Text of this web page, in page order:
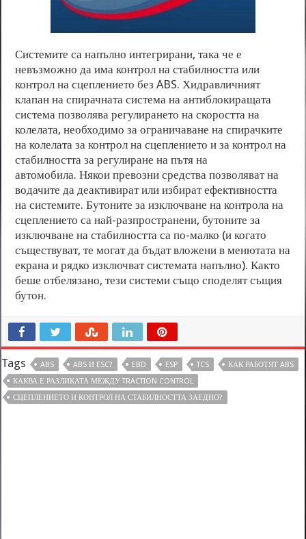
Системите са напълно интегрирани, така че е
невъзможно да има контрол на стабилността или
контрол на сцеплението без ABS. Хидравличният
клапан на спирачната система на антиблокиращата
система позволява регулирането на скоростта на
колелата, необходимо за ограничаване на спирачките
на колелата за контрол на сцеплението и за контрол на
стабилността за регулиране на пътя на
автомобила. Някои превозни средства позволяват на
водачите да деактивират или избират ефективността
на системите. Бутоните за изключване на контрола на
сцеплението са най-разпространени, бутоните за
изключване на стабилността са по-малко (и когато
съществуват, те могат да бъдат вложени в менютата на
екрана и рядко изключват системата напълно). Както
беше отбелязано, тези системи също споделят същия
бутон.
Tags ABS ABS И ESC? EBD ESP TCS
КАК РАБОТЯТ ABS
КАКВА Е РАЗЛИКАТА МЕЖДУ TRACTION CONTROL
СЦЕПЛЕНИЕТО И КОНТРОЛ НА СТАБИЛНОСТТА ЗАЕДНО?